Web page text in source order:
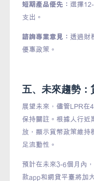
短期產品優先： 選擇
支出。
諮詢專業意見： 透過財
優惠政策。
五、未來趨勢：
展望未來，儘管LPR在
保持關註。根據人行近
放，顯示貨幣政策維持
足流動性。
預計在未來3-6個月內
款app和網貸平臺將加